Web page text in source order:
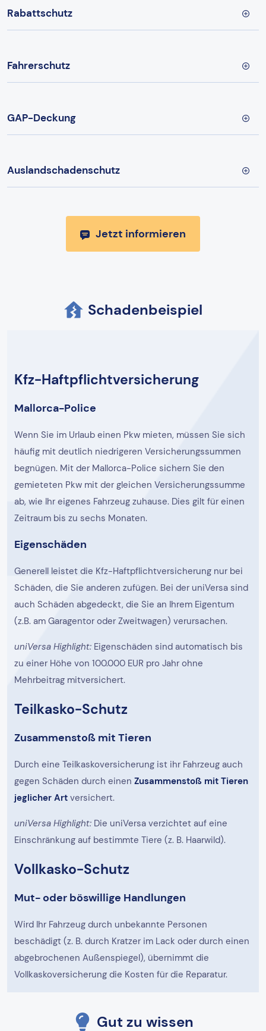
Rabattschutz
Fahrerschutz
GAP-Deckung
Auslandschadenschutz
Jetzt informieren
Schadenbeispiel
Kfz-Haftpflichtversicherung
Mallorca-Police
Wenn Sie im Urlaub einen Pkw mieten, müssen Sie sich
häufig mit deutlich niedrigeren Versicherungssummen
begnügen. Mit der Mallorca-Police sichern Sie den
gemieteten Pkw mit der gleichen Versicherungssumme
ab, wie Ihr eigenes Fahrzeug zuhause. Dies gilt für einen
Zeitraum bis zu sechs Monaten.
Eigenschäden
Generell leistet die Kfz-Haftpflichtversicherung nur bei
Schäden, die Sie anderen zufügen. Bei der uniVersa sind
auch Schäden abgedeckt, die Sie an Ihrem Eigentum
(z.B. am Garagentor oder Zweitwagen) verursachen.
uniVersa Highlight: Eigenschäden sind automatisch bis
zu einer Höhe von 100.000 EUR pro Jahr ohne
Mehrbeitrag mitversichert.
Teilkasko-Schutz
Zusammenstoß mit Tieren
Durch eine Teilkaskoversicherung ist ihr Fahrzeug auch
gegen Schäden durch einen Zusammenstoß mit Tieren
jeglicher Art versichert.
uniVersa Highlight: Die uniVersa verzichtet auf eine
Einschränkung auf bestimmte Tiere (z. B. Haarwild).
Vollkasko-Schutz
Mut- oder böswillige Handlungen
Wird Ihr Fahrzeug durch unbekannte Personen
beschädigt (z. B. durch Kratzer im Lack oder durch einen
abgebrochenen Außenspiegel), übernimmt die
Vollkaskoversicherung die Kosten für die Reparatur.
Gut zu wissen